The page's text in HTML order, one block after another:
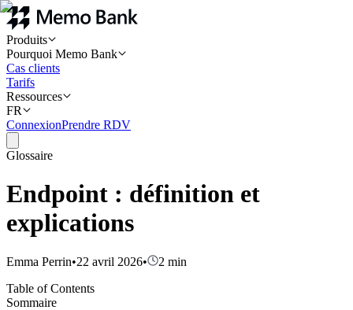
Produits
Pourquoi Memo Bank
Cas clients
Tarifs
Ressources
FR
ConnexionPrendre RDV
Glossaire
Endpoint : définition et
explications
Emma Perrin•22 avril 2026• 2 min
Table of Contents
Sommaire